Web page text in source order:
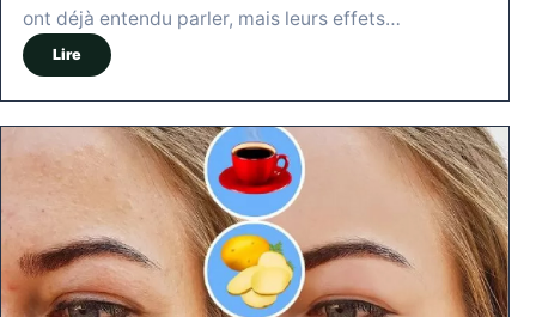
ont déjà entendu parler, mais leurs effets…
Lire